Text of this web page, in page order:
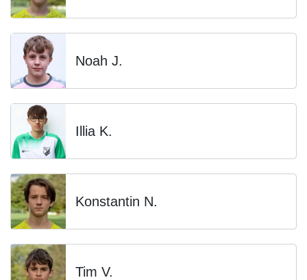
Noah J.
Illia K.
Konstantin N.
Tim V.